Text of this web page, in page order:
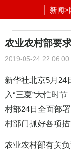
新闻>
农业农村部要
2019-05-24 22:06:00
新华社北京5月24
入“三夏”大忙时
村部24日全面部
村部门抓好各项措
农业农村部有关